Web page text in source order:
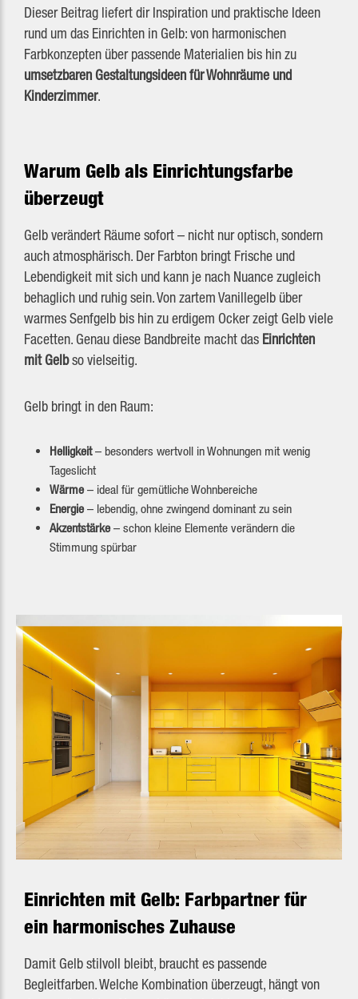
Dieser Beitrag liefert dir Inspiration und praktische Ideen
rund um das Einrichten in Gelb: von harmonischen
Farbkonzepten über passende Materialien bis hin zu
umsetzbaren Gestaltungsideen für Wohnräume und
Kinderzimmer.
Warum Gelb als Einrichtungsfarbe
überzeugt
Gelb verändert Räume sofort – nicht nur optisch, sondern
auch atmosphärisch. Der Farbton bringt Frische und
Lebendigkeit mit sich und kann je nach Nuance zugleich
behaglich und ruhig sein. Von zartem Vanillegelb über
warmes Senfgelb bis hin zu erdigem Ocker zeigt Gelb viele
Facetten. Genau diese Bandbreite macht das Einrichten
mit Gelbso vielseitig.
Gelb bringt in den Raum:
Helligkeit– besonders wertvoll in Wohnungen mit wenig
Tageslicht
Wärme– ideal für gemütliche Wohnbereiche
Energie– lebendig, ohne zwingend dominant zu sein
Akzentstärke– schon kleine Elemente verändern die
Stimmung spürbar
Einrichten mit Gelb: Farbpartner für
ein harmonisches Zuhause
Damit Gelb stilvoll bleibt, braucht es passende
Begleitfarben. Welche Kombination überzeugt, hängt von